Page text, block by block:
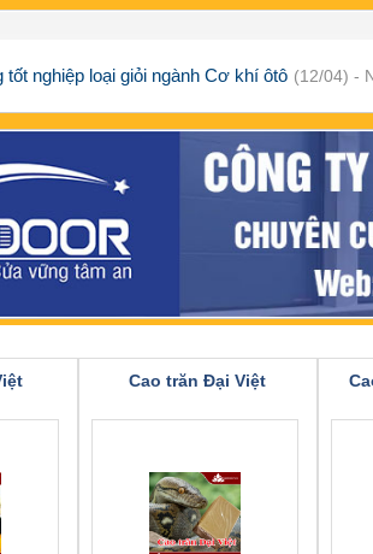
tốt nghiệp loại giỏi ngành Cơ khí ôtô (12/04) -
Cao trăn Đại Việt